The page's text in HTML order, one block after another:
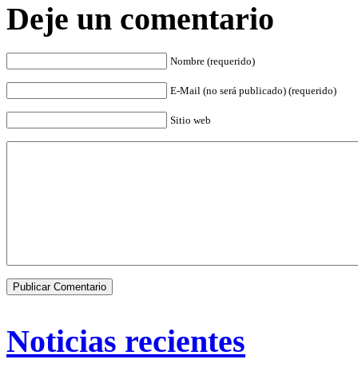
Deje un comentario
Nombre (requerido)
E-Mail (no será publicado) (requerido)
Sitio web
Noticias recientes